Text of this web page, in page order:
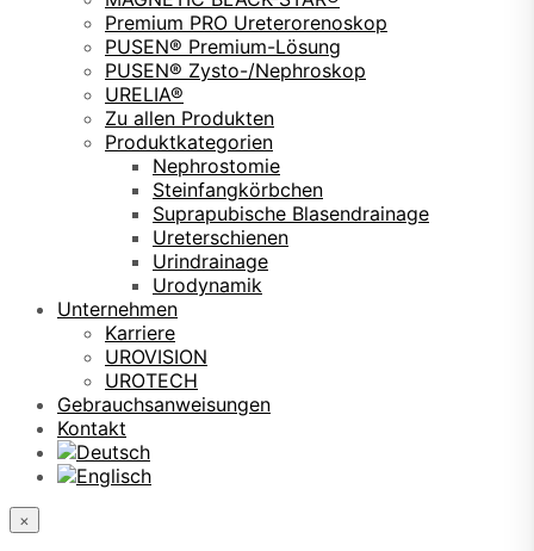
Premium PRO Ureterorenoskop
PUSEN® Premium-Lösung
PUSEN® Zysto-/Nephroskop
URELIA®
Zu allen Produkten
Produktkategorien
Nephrostomie
Steinfangkörbchen
Suprapubische Blasendrainage
Ureterschienen
Urindrainage
Urodynamik
Unternehmen
Karriere
UROVISION
UROTECH
Gebrauchsanweisungen
Kontakt
×